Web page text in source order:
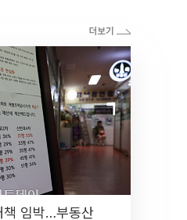
책 임박…부동산